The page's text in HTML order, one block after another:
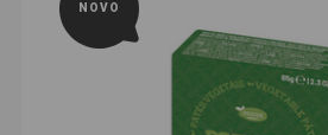
NOVO